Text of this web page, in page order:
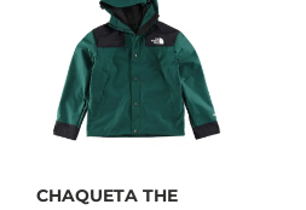
CHAQUETA THE